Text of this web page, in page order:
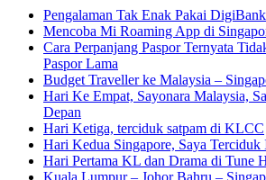
Pengalaman Tak Enak Pakai
Mencoba Mi Roaming App di
Cara Perpanjang Paspor Ternyata
Paspor Lama
Budget Traveller ke Malaysia –
Hari Ke Empat, Sayonara Malaysia,
Depan
Hari Ketiga, terciduk satpam di KLCC
Hari Kedua Singapore, Saya
Hari Pertama KL dan Drama di Tune